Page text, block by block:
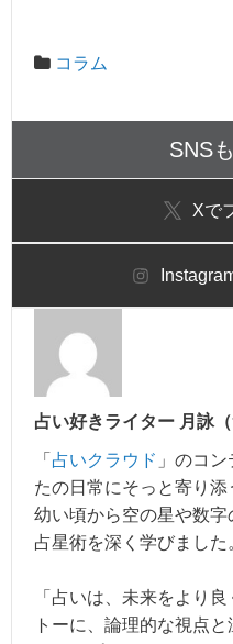
コラム
SNS
Xで
占い好きライター 月詠（
「 占いクラウド 」のコ
たの日常にそっと寄り添
幼い頃から空の星や数
占星術を深く学びました
「占いは、未来をより
トーに、論理的な視点